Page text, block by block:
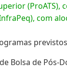
com
Bolsa de Pós-